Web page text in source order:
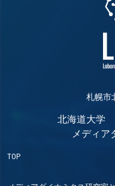
札幌市
北海道大学
メディア
TOP